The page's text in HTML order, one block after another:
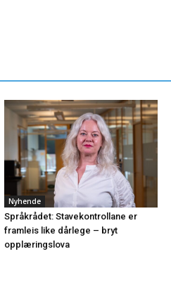
Nyhende
Språkrådet: Stavekontrollane er
framleis like dårlege – bryt
opplæringslova